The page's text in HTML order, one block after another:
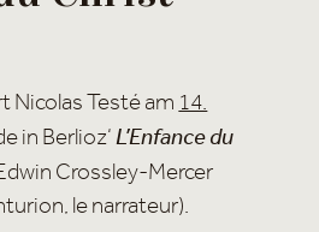
Nicolas Testé am 14.
in Berlioz‘L’Enfance du
Crossley-Mercer
le narrateur).